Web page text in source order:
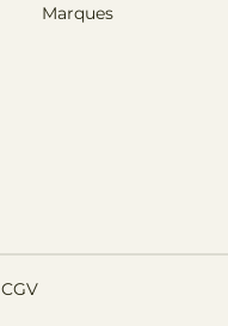
CGV
Marques